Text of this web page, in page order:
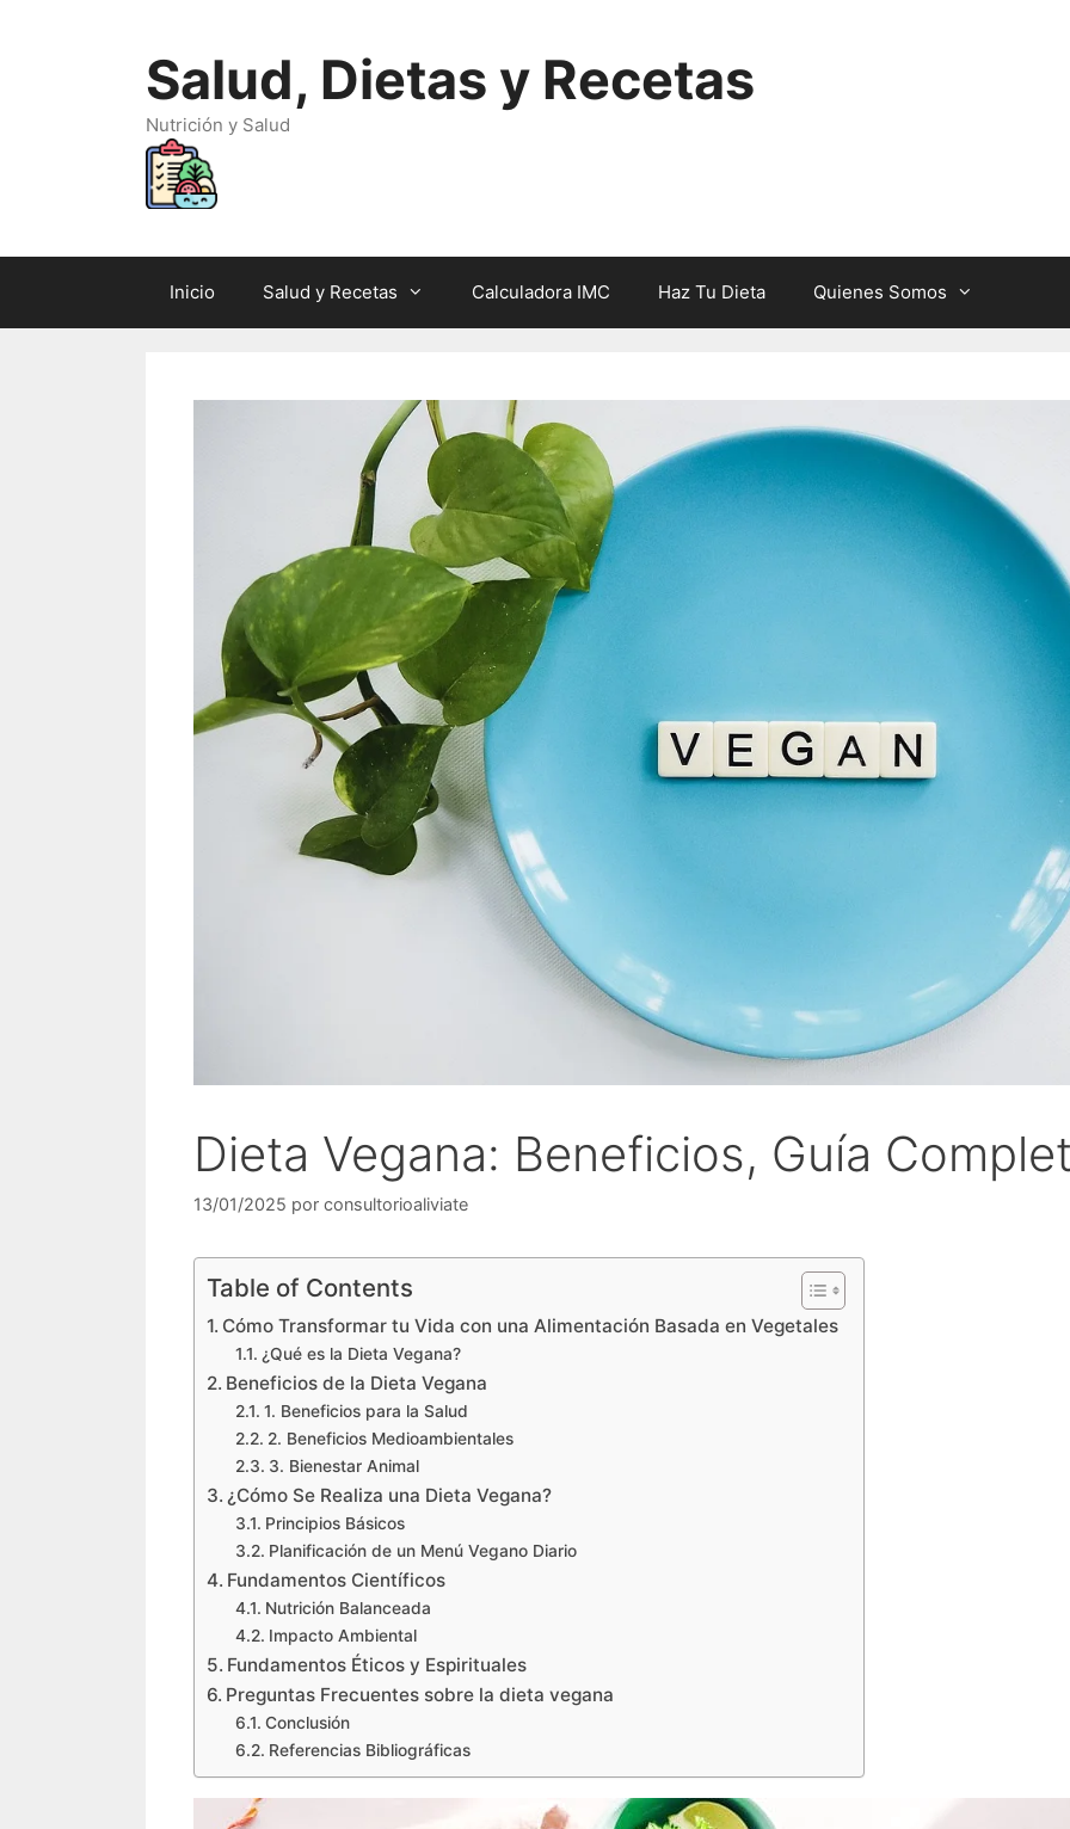
Salud, Dietas y Recetas
Nutrición y Salud
Inicio Salud y Recetas Calculadora IMC Haz Tu Dieta Quienes Somos
Dieta Vegana: Beneficios, Guía
13/01/2025 por consultorioaliviate
Table of Contents
Cómo Transformar tu Vida con una Alimentación Basada en Vegetales
¿Qué es la Dieta Vegana?
Beneficios de la Dieta Vegana
1. Beneficios para la Salud
2. Beneficios Medioambientales
3. Bienestar Animal
¿Cómo Se Realiza una Dieta Vegana?
Principios Básicos
Planificación de un Menú Vegano Diario
Fundamentos Científicos
Nutrición Balanceada
Impacto Ambiental
Fundamentos Éticos y Espirituales
Preguntas Frecuentes sobre la dieta vegana
Conclusión
Referencias Bibliográficas